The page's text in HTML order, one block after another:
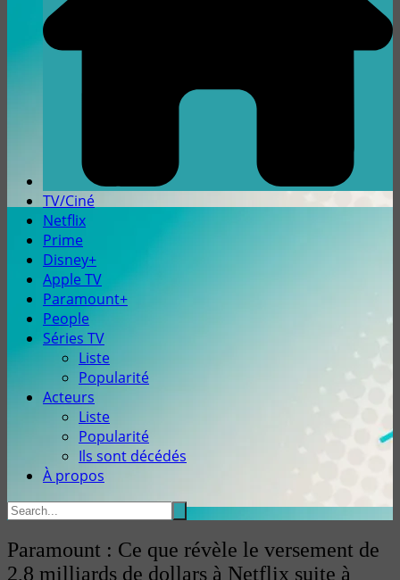
TV/Ciné
Netflix
Prime
Disney+
Apple TV
Paramount+
People
Séries TV
Liste
Popularité
Acteurs
Liste
Popularité
Ils sont décédés
À propos
Paramount : Ce que révèle le versement de
2,8 milliards de dollars à Netflix suite à